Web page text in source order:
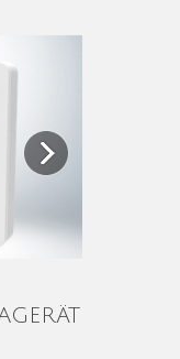
Next